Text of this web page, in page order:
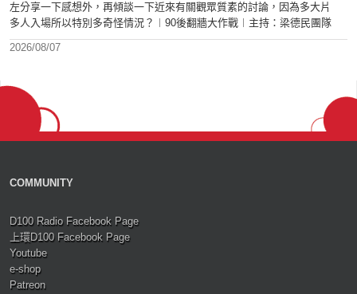
左分享一下感想外，再傾談一下近來有關觀眾質素的討論，因為多大片
多人入場所以特別多奇怪情況？︱90後翻牆大作戰︱主持：梁德民團隊
2026/08/07
COMMUNITY
D100 Radio Facebook Page
上環D100 Facebook Page
Youtube
e-shop
Patreon